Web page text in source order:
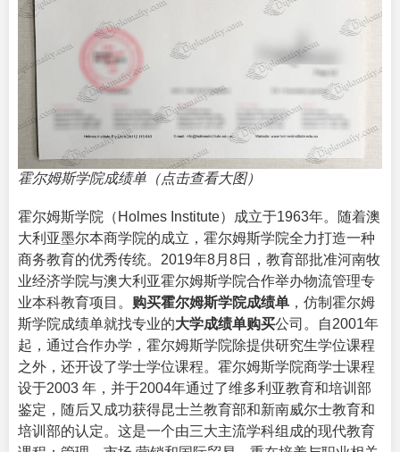
霍尔姆斯学院成绩单（点击查看大图）
霍尔姆斯学院（ Holmes Institute）成立于1963年。随着澳
大利亚墨尔本商学院的成立，霍尔姆斯学院全力打造一种
商务教育的优秀传统。2019年8月8日，教育部批准河南牧
业经济学院与澳大利亚霍尔姆斯学院合作举办物流管理专
业本科教育项目。 购买霍尔姆斯学院成绩单 ，仿制霍尔姆
斯学院成绩单就找专业的大学成绩单购买公司。自2001年
起，通过合作办学，霍尔姆斯学院除提供研究生学位课程
之外，还开设了学士学位课程。霍尔姆斯学院商学士课程
设于2003 年，并于2004年通过了维多利亚教育和培训部
鉴定，随后又成功获得昆士兰教育部和新南威尔士教育和
培训部的认定。这是一个由三大主流学科组成的现代教育